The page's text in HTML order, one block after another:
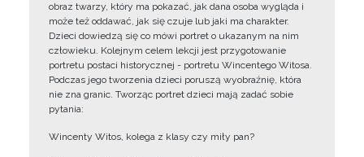
obraz twarzy, który ma pokazać, jak dana osoba wygląda i
może też oddawać, jak się czuje lub jaki ma charakter.
Dzieci dowiedzą się co mówi portret o ukazanym na nim
człowieku. Kolejnym celem lekcji jest przygotowanie
portretu postaci historycznej - portretu Wincentego Witosa.
Podczas jego tworzenia dzieci poruszą wyobraźnię, która
nie zna granic. Tworząc portret dzieci mają zadać sobie
pytania:
Wincenty Witos, kolega z klasy czy miły pan?